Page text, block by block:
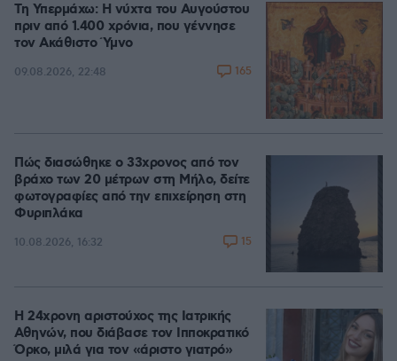
Τη Υπερμάχω: Η νύχτα του Αυγούστου
πριν από 1.400 χρόνια, που γέννησε
τον Ακάθιστο Ύμνο
09.08.2026, 22:48 165
Πώς διασώθηκε ο 33χρονος από τον
βράχο των 20 μέτρων στη Μήλο, δείτε
φωτογραφίες από την επιχείρηση στη
Φυριπλάκα
10.08.2026, 16:32 15
Η 24χρονη αριστούχος της Ιατρικής
Αθηνών, που διάβασε τον Ιπποκρατικό
Όρκο, μιλά για τον «άριστο γιατρό»